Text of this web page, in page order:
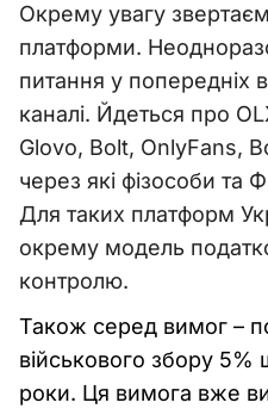
Окрему увагу
платформи.
питання у попередніх
каналі. Йдеться про
Glovo, Bolt, OnlyFans,
через які фізособи
Для таких платформ
окрему модель
контролю.
Також серед вимог –
військового збору 5%
роки. Ця вимога вже